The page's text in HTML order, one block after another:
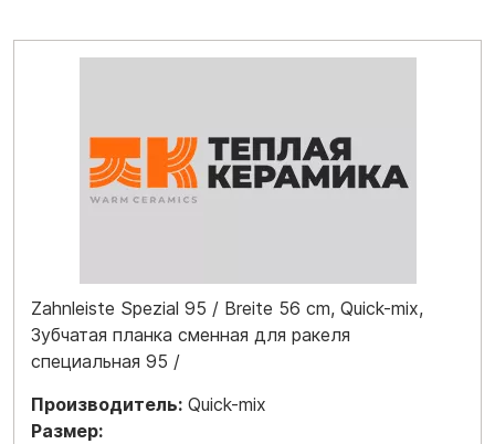
Zahnleiste Spezial 95 / Breite 56 cm, Quick-mix,
Зубчатая планка сменная для ракеля
специальная 95 /
Производитель: Quick-mix
Размер: